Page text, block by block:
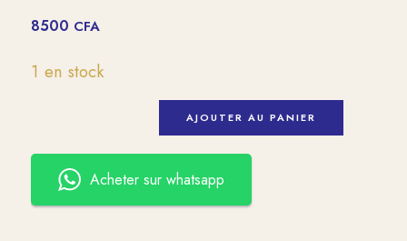
8500 CFA
1 en stock
AJOUTER AU PANIER
Acheter sur whatsapp